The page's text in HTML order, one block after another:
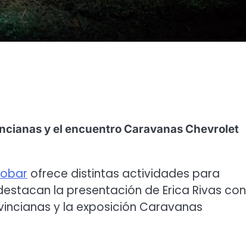
y el encuentro Caravanas Chevrolet
ofrece distintas actividades para
la presentación de Erica Rivas con
y la exposición Caravanas